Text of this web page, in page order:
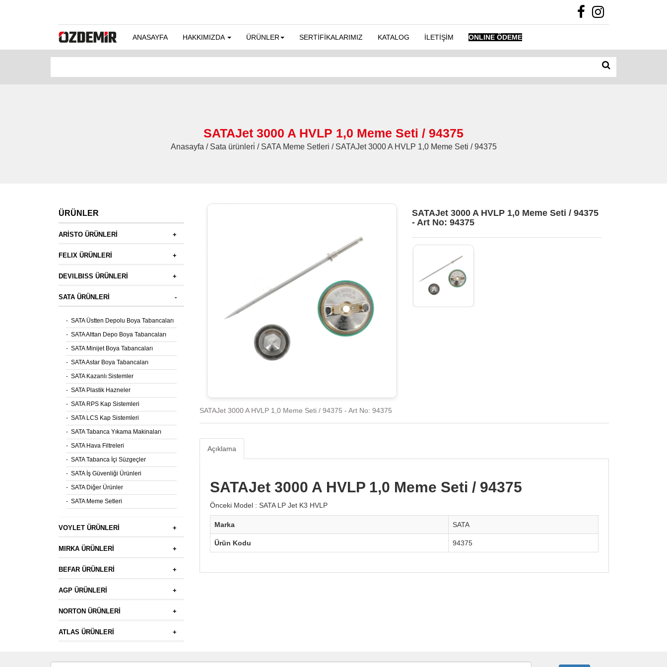
ANASAYFA HAKKIMIZDA ÜRÜNLER SERTİFİKALARIMIZ KATALOG İLETİŞİM ONLINE ÖDEME
SATAJet 3000 A HVLP 1,0 Meme Seti / 94375
Anasayfa / Sata ürünleri̇ / SATA Meme Setleri / SATAJet 3000 A HVLP 1,0 Meme Seti / 94375
ÜRÜNLER
+
ARİSTO ÜRÜNLERİ
+
FELIX ÜRÜNLERİ
+
DEVILBISS ÜRÜNLERİ
-
SATA ÜRÜNLERİ
- SATA Üstten Depolu Boya Tabancaları
- SATA Alttan Depo Boya Tabancaları
- SATA Minijet Boya Tabancaları
- SATA Astar Boya Tabancaları
- SATA Kazanlı Sistemler
- SATA Plastik Hazneler
- SATA RPS Kap Sistemleri
- SATA LCS Kap Sistemleri
- SATA Tabanca Yıkama Makinaları
- SATA Hava Filtreleri
- SATA Tabanca İçi Süzgeçler
- SATA İş Güvenliği Ürünleri
- SATA Diğer Ürünler
- SATA Meme Setleri
+
VOYLET ÜRÜNLERİ
+
MIRKA ÜRÜNLERİ
+
BEFAR ÜRÜNLERİ
+
AGP ÜRÜNLERİ
+
NORTON ÜRÜNLERİ
+
ATLAS ÜRÜNLERİ
SATAJet 3000 A HVLP 1,0 Meme Seti / 94375
- Art No: 94375
SATAJet 3000 A HVLP 1,0 Meme Seti / 94375 - Art No: 94375
Açıklama
SATAJet 3000 A HVLP 1,0 Meme Seti / 94375
Önceki Model : SATA LP Jet K3 HVLP
Marka SATA
Ürün Kodu 94375